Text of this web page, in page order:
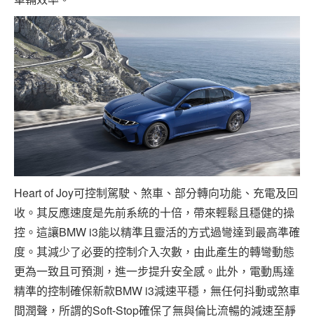
Heart of Joy可控制駕駛、煞車、部分轉向功能、充電及回
收。其反應速度是先前系統的十倍，帶來輕鬆且穩健的操
控。這讓BMW i3能以精準且靈活的方式過彎達到最高準確
度。其減少了必要的控制介入次數，由此產生的轉彎動態
更為一致且可預測，進一步提升安全感。此外，電動馬達
精準的控制確保新款BMW i3減速平穩，無任何抖動或煞車
間潤聲，所謂的Soft-Stop確保了無與倫比流暢的減速至靜